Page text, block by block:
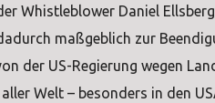
Whistleblower Daniel
maßgeblich zur
der US-Regierung wegen
Welt – besonders in den